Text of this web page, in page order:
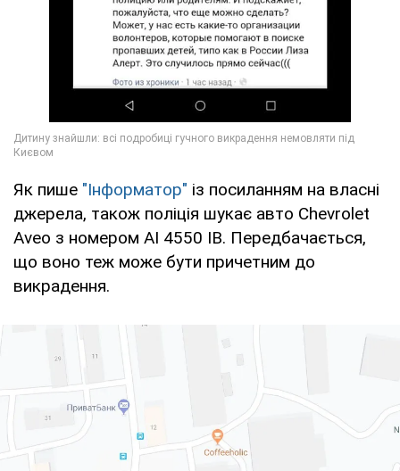
Як пише "Інформатор" із посиланням на власні
джерела, також поліція шукає авто Chevrolet
Aveo з номером АІ 4550 ІВ. Передбачається,
що воно теж може бути причетним до
викрадення.